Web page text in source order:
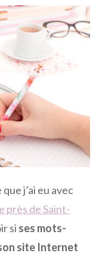
j’ai eu avec
près de Saint-
si ses mots-
site Internet